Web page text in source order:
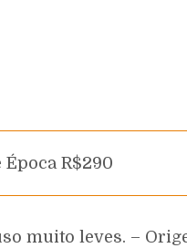
muito leves. –